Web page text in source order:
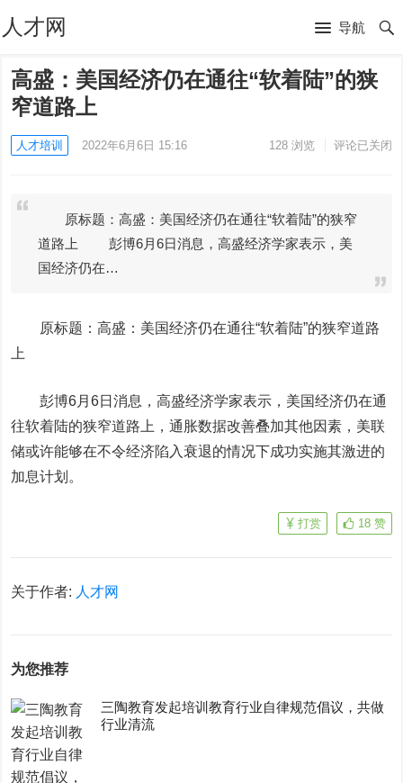
人才网 导航
高盛：美国经济仍在通往“软着陆”的狭
窄道路上
人才培训 2022年6月6日 15:16 128浏览 评论已关闭
原标题：高盛：美国经济仍在通往“软着陆”的狭窄
道路上 彭博6月6日消息，高盛经济学家表示，美
国经济仍在…
原标题：高盛：美国经济仍在通往“软着陆”的狭窄道路
上
彭博6月6日消息，高盛经济学家表示，美国经济仍在通
往软着陆的狭窄道路上，通胀数据改善叠加其他因素，美联
储或许能够在不令经济陷入衰退的情况下成功实施其激进的
加息计划。
18 赞
打赏
关于作者: 人才网
为您推荐
三陶教育发起培训教育行业自律规范倡议，共做
行业清流